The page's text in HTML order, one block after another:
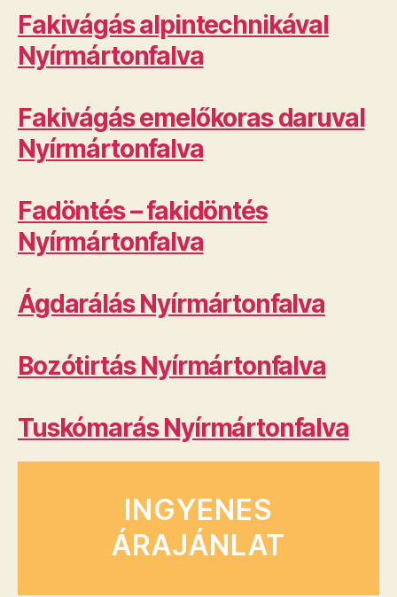
Fakivágás alpintechnikával
Nyírmártonfalva
Fakivágás emelőkoras daruval
Nyírmártonfalva
Fadöntés – fakidöntés
Nyírmártonfalva
Ágdarálás Nyírmártonfalva
Bozótirtás Nyírmártonfalva
Tuskómarás Nyírmártonfalva
INGYENES
ÁRAJÁNLAT